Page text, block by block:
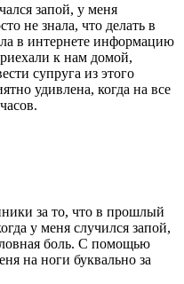
запой, у меня
не знала, что делать в
в интернете информацию
к нам домой,
супруга из этого
удивлена, когда на все
за то, что в прошлый
у меня случился запой,
боль. С помощью
на ноги буквально за